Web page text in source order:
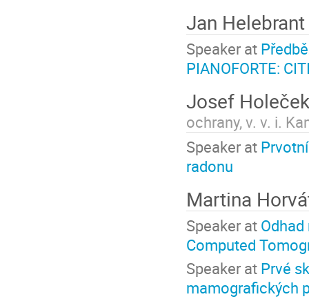
Jan Helebrant
Speaker at
PIANOFORTE:
Josef
ochrany, v. v. i.
Speaker at
radonu
Martina
Speaker at
Computed
Speaker at Prvé
mamografických